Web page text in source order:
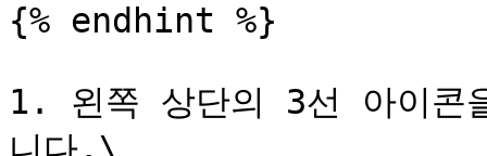
{% endhint %}
1. 왼쪽 상단의 3선 아이콘